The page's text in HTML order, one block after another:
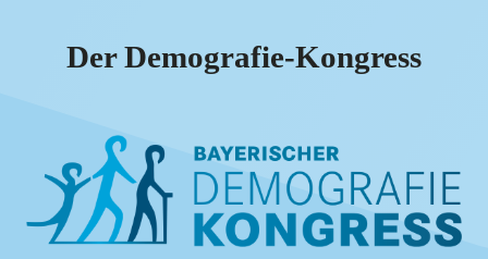
Der Demografie-Kongress